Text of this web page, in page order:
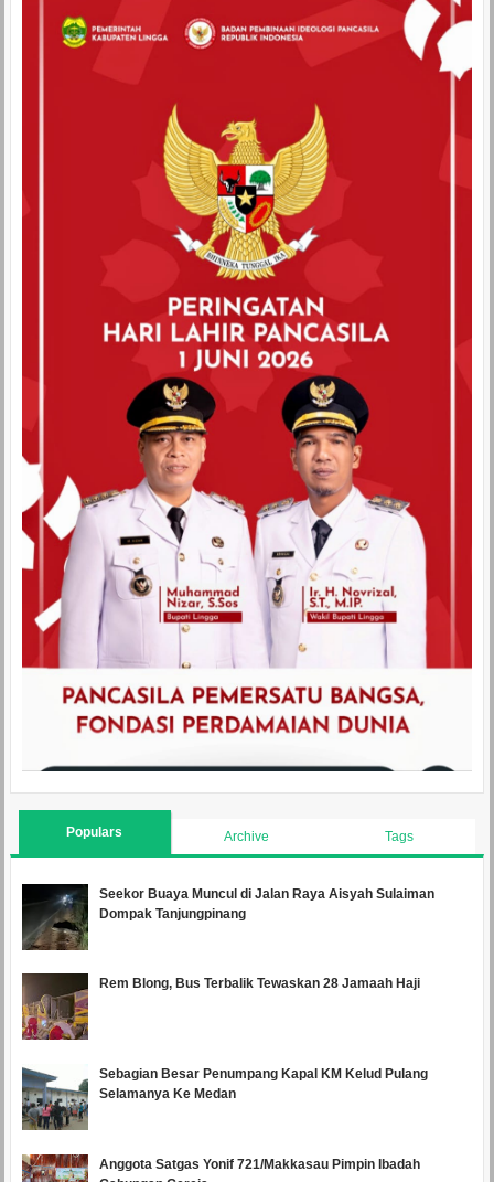
Populars Archive Tags
Seekor Buaya Muncul di Jalan Raya Aisyah Sulaiman
Dompak Tanjungpinang
Rem Blong, Bus Terbalik Tewaskan 28 Jamaah Haji
Sebagian Besar Penumpang Kapal KM Kelud Pulang
Selamanya Ke Medan
Anggota Satgas Yonif 721/Makkasau Pimpin Ibadah